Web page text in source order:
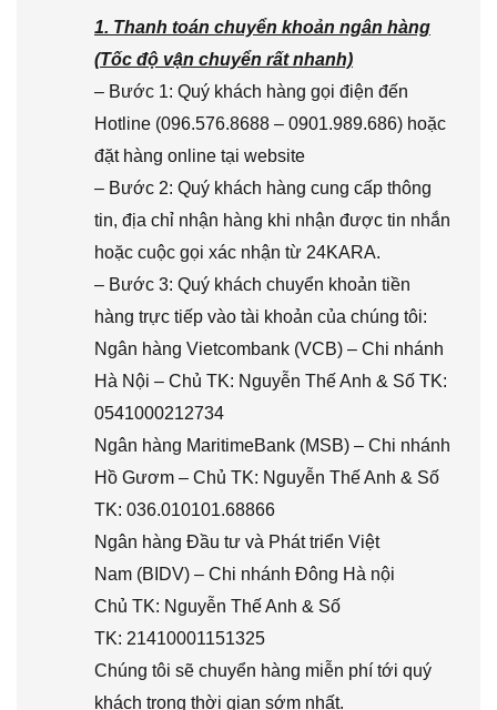
1. Thanh toán chuyển khoản ngân hàng
(Tốc độ vận chuyển rất nhanh)
– Bước 1: Quý khách hàng gọi điện đến
Hotline (096.576.8688 – 0901.989.686) hoặc
đặt hàng online tại website
– Bước 2: Quý khách hàng cung cấp thông
tin, địa chỉ nhận hàng khi nhận được tin nhắn
hoặc cuộc gọi xác nhận từ 24KARA.
– Bước 3: Quý khách chuyển khoản tiền
hàng trực tiếp vào tài khoản của chúng tôi:
Ngân hàng Vietcombank (VCB) – Chi nhánh
Hà Nội – Chủ TK: Nguyễn Thế Anh & Số TK:
0541000212734
Ngân hàng MaritimeBank (MSB) – Chi nhánh
Hồ Gươm – Chủ TK: Nguyễn Thế Anh & Số
TK: 036.010101.68866
Ngân hàng Đầu tư và Phát triển Việt
Nam (BIDV) – Chi nhánh Đông Hà nội
Chủ TK: Nguyễn Thế Anh & Số
TK: 21410001151325
Chúng tôi sẽ chuyển hàng miễn phí tới quý
khách trong thời gian sớm nhất.